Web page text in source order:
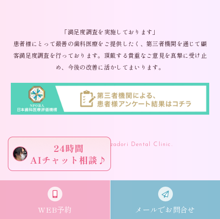
WEB予約 メールでお問合せ
「満足度調査を実施しております」
患者様にとって最善の歯科医療をご提供したく、第三者機関を通じて顧
客満足度調査を行っております。頂戴する貴重なご意見を真摯に受け止
め、今後の改善に活かしてまいります。
(C) 2024 Omiya Ginzadori Dental Clinic.